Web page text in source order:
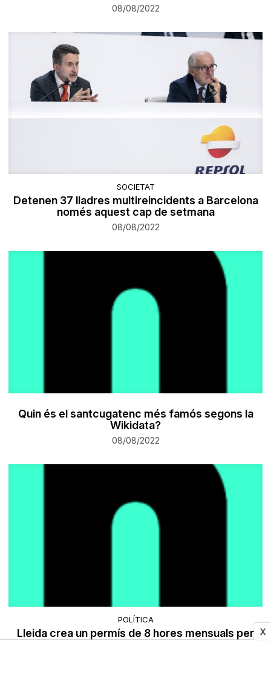
X
08/08/2022
SOCIETAT
Detenen 37 lladres multireincidents a Barcelona
només aquest cap de setmana
08/08/2022
Quin és el santcugatenc més famós segons la
Wikidata?
08/08/2022
POLÍTICA
Lleida crea un permís de 8 hores mensuals per